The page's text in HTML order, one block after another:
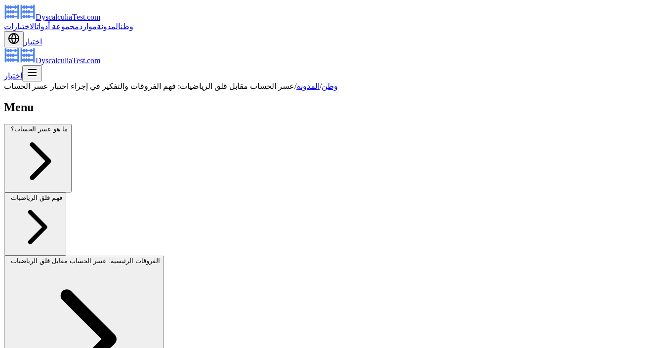
DyscalculiaTest.com
وطنالمدونةمواردمجموعة أدواتالاختبارات
اختبار
DyscalculiaTest.com
اختبار
وطن/ المدونة/عسر الحساب مقابل قلق الرياضيات: فهم الفروقات والتفكير في إجراء اختبار عسر الحساب
Menu
ما هو عسر الحساب؟
فهم قلق الرياضيات
الفروقات الرئيسية: عسر الحساب مقابل قلق الرياضيات